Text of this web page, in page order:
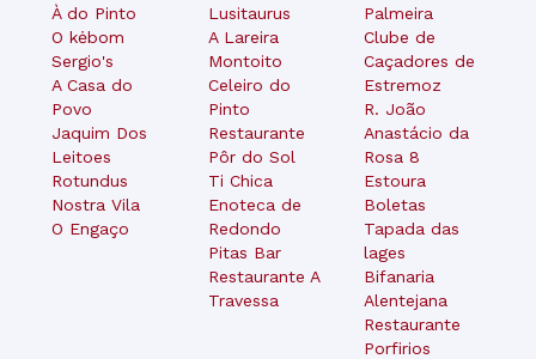
À do Pinto
O kėbom
Sergio's
A Casa do
Povo
Jaquim Dos
Leitoes
Rotundus
Nostra Vila
O Engaço
Lusitaurus
A Lareira
Montoito
Celeiro do
Pinto
Restaurante
Pôr do Sol
Ti Chica
Enoteca de
Redondo
Pitas Bar
Restaurante A
Travessa
Palmeira
Clube de
Caçadores de
Estremoz
R. João
Anastácio da
Rosa 8
Estoura
Boletas
Tapada das
lages
Bifanaria
Alentejana
Restaurante
Porfirios